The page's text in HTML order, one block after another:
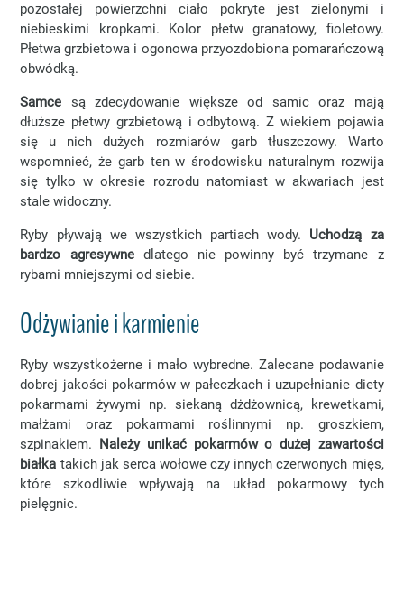
pozostałej powierzchni ciało pokryte jest zielonymi i
niebieskimi kropkami. Kolor płetw granatowy, fioletowy.
Płetwa grzbietowa i ogonowa przyozdobiona pomarańczową
obwódką.
Samce są zdecydowanie większe od samic oraz mają
dłuższe płetwy grzbietową i odbytową. Z wiekiem pojawia
się u nich dużych rozmiarów garb tłuszczowy. Warto
wspomnieć, że garb ten w środowisku naturalnym rozwija
się tylko w okresie rozrodu natomiast w akwariach jest
stale widoczny.
Ryby pływają we wszystkich partiach wody. Uchodzą za
bardzo agresywnedlatego nie powinny być trzymane z
rybami mniejszymi od siebie.
Odżywianie i karmienie
Ryby wszystkożerne i mało wybredne. Zalecane podawanie
dobrej jakości pokarmów w pałeczkach i uzupełnianie diety
pokarmami żywymi np. siekaną dżdżownicą, krewetkami,
małżami oraz pokarmami roślinnymi np. groszkiem,
szpinakiem. Należy unikać pokarmów o dużej zawartości
białka takich jak serca wołowe czy innych czerwonych mięs,
które szkodliwie wpływają na układ pokarmowy tych
pielęgnic.